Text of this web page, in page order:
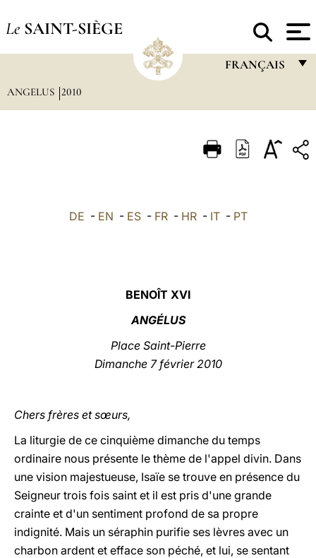
Le SAINT-SIÈGE
FRANÇAIS
ITALIANO
ANGELUS 2010
DE - EN - ES- FR- HR- IT- PT
BENOÎT XVI
ANGÉLUS
Place Saint-Pierre
Dimanche 7 février 2010
Chers frères et sœurs,
La liturgie de ce cinquième dimanche du temps
ordinaire nous présente le thème de l'appel divin. Dans
une vision majestueuse, Isaïe se trouve en présence du
Seigneur trois fois saint et il est pris d'une grande
crainte et d'un sentiment profond de sa propre
indignité. Mais un séraphin purifie ses lèvres avec un
charbon ardent et efface son péché, et lui, se sentant